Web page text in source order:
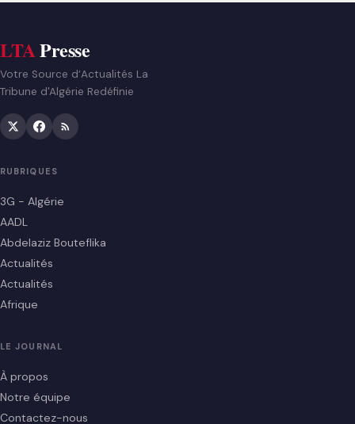
LTAPresse
Votre Source d’Actualités La
Tribune d'Algérie Redéfinie
RUBRIQUES
3G - Algérie
AADL
Abdelaziz Bouteflika
Actualités
Actualités
Afrique
LE JOURNAL
À propos
Notre équipe
Contactez-nous